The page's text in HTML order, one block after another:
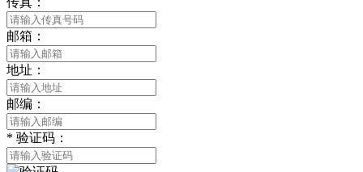
邮箱：
地址：
邮编：
* 验证码：